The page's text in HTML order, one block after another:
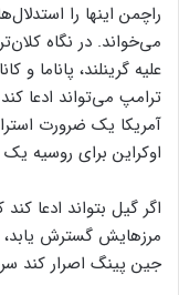
راچمن اینها را
می‌خواند. در نگاه
علیه گرینلند، پاناما
ترامپ می‌تواند ادعا کند
آمریکا یک ضرورت
اوکراین برای روسیه
اگر گیل بتواند ادعا
مرزهایش گسترش
جین پینگ اصرار کند